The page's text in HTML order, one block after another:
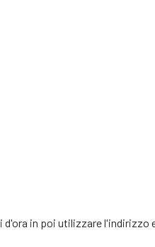
in poi utilizzare l'indirizzo